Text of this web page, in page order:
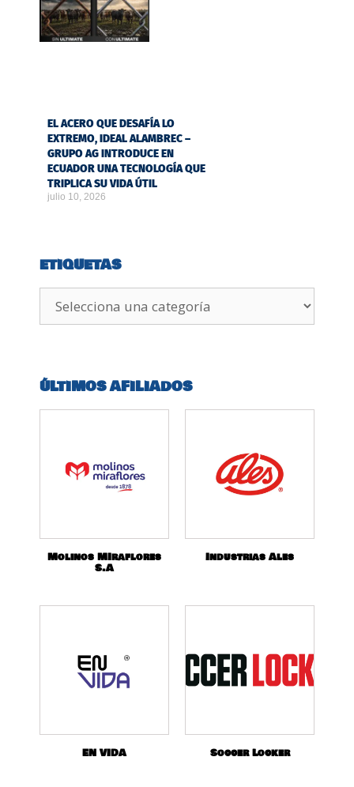
EL ACERO QUE DESAFÍA LO
EXTREMO, IDEAL ALAMBREC –
GRUPO AG INTRODUCE EN
ECUADOR UNA TECNOLOGÍA QUE
TRIPLICA SU VIDA ÚTIL
julio 10, 2026
ETIQUETAS
ÚLTIMOS AFILIADOS
Molinos MIraflores
S.A
Industrias Ales
EN VIDA Soccer Locker